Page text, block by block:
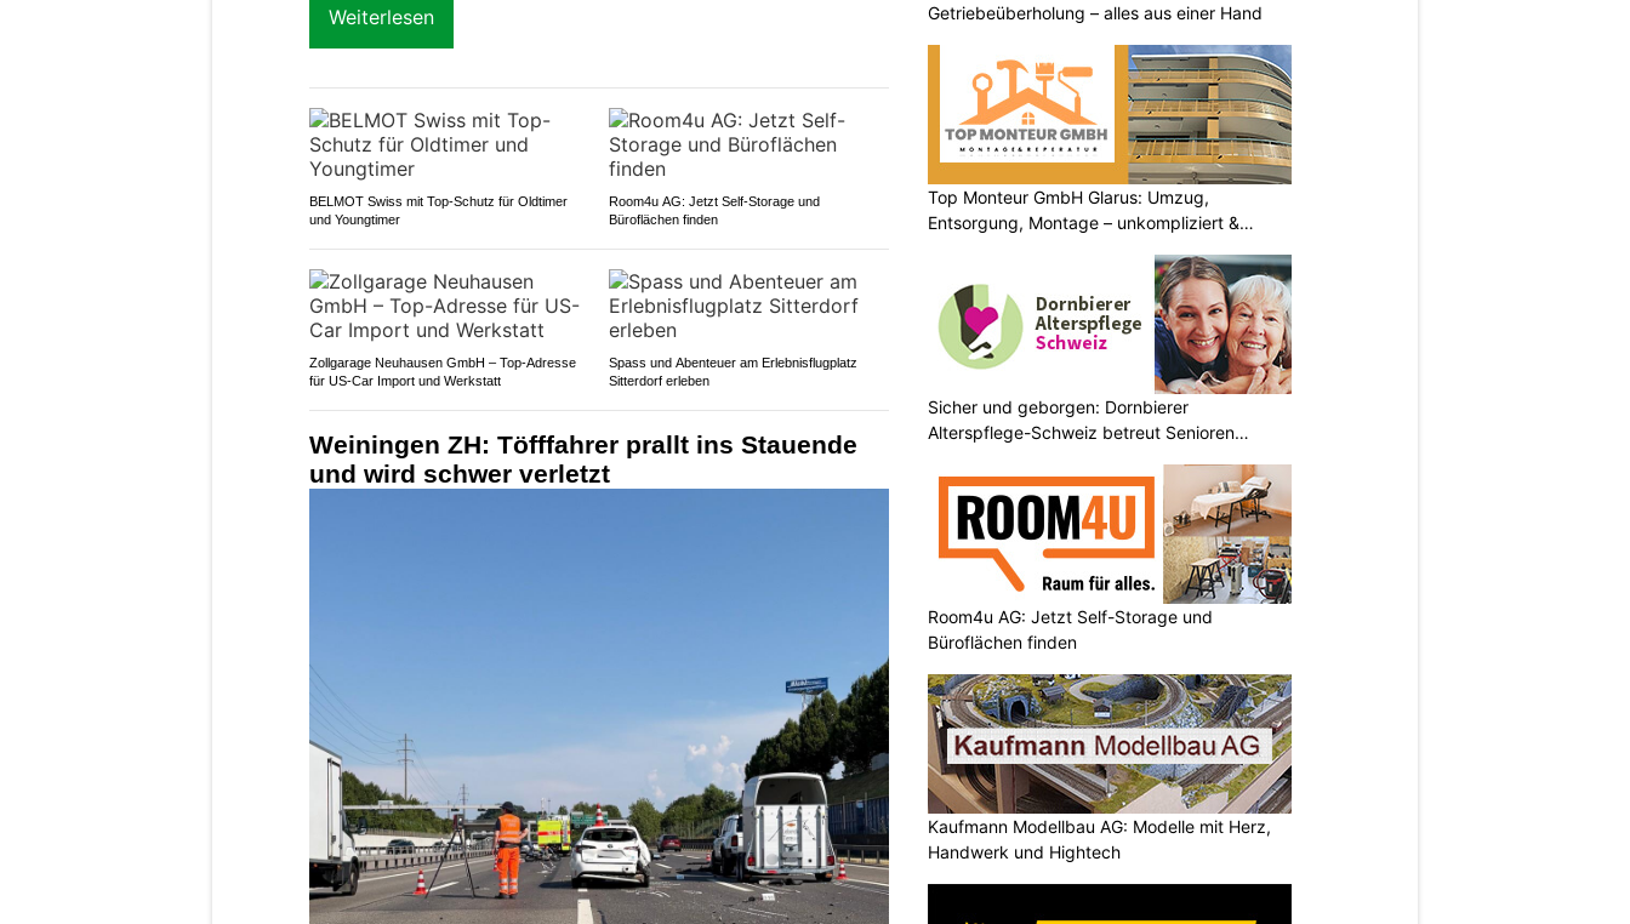
Weiterlesen
BELMOT Swiss mit Top-Schutz für Oldtimer
und Youngtimer
Room4u AG: Jetzt Self-Storage und
Büroflächen finden
Zollgarage Neuhausen GmbH – Top-Adresse
für US-Car Import und Werkstatt
Spass und Abenteuer am Erlebnisflugplatz
Sitterdorf erleben
Weiningen ZH: Töfffahrer prallt ins Stauende
und wird schwer verletzt
Getriebeüberholung – alles aus einer Hand
Top Monteur GmbH Glarus: Umzug,
Entsorgung, Montage – unkompliziert &
Sicher und geborgen: Dornbierer
Alterspflege-Schweiz betreut Senioren
Room4u AG: Jetzt Self-Storage und
Büroflächen finden
Kaufmann Modellbau AG: Modelle mit Herz,
Handwerk und Hightech